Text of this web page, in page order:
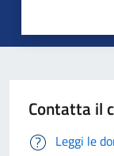
Contatta il
Leggi le